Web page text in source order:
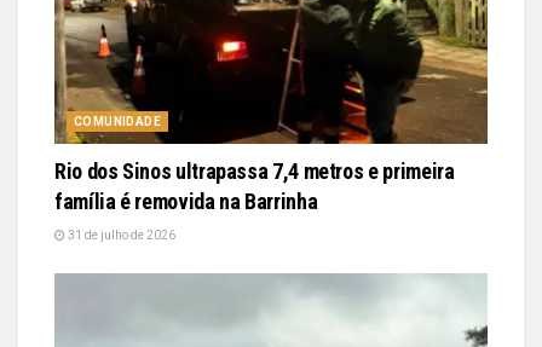
COMUNIDADE
Rio dos Sinos ultrapassa 7,4 metros e primeira
família é removida na Barrinha
31 de julho de 2026